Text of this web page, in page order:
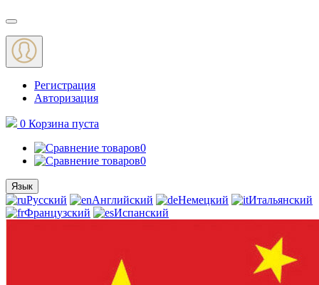
Меню
Регистрация
Авторизация
0 Корзина пуста
0
0
Язык
Русский Английский Немецкий
Итальянский
Французский
Испанский